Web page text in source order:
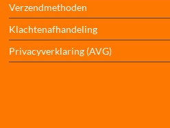
Verzendmethoden
Klachtenafhandeling
Privacyverklaring (AVG)